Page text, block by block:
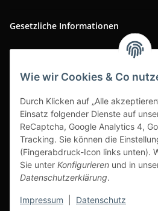
Wie wir Cookies & Co
Durch Klicken auf „Alle
Einsatz folgender Dienste auf
ReCaptcha, Google Analytics 4,
Tracking. Sie können die
(Fingerabdruck-Icon links unten).
Sie unter Konfigurieren und in
Datenschutzerklärung.
Impressum Datenschutz
Gesetzliche Informationen